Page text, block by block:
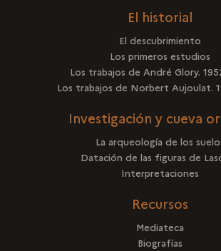
El historial
El descubrimiento
Los primeros estudios
Los trabajos de André Glory.
Los trabajos de Norbert Aujoulat.
Investigación y cueva
La arqueología de los
Datación de las figuras de
Interpretaciones
Recursos
Mediateca
Biografías